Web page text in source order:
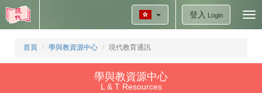
登入 Login
首頁 學與教資源中心 現代教育通訊
學與教資源中心
L & T Resources